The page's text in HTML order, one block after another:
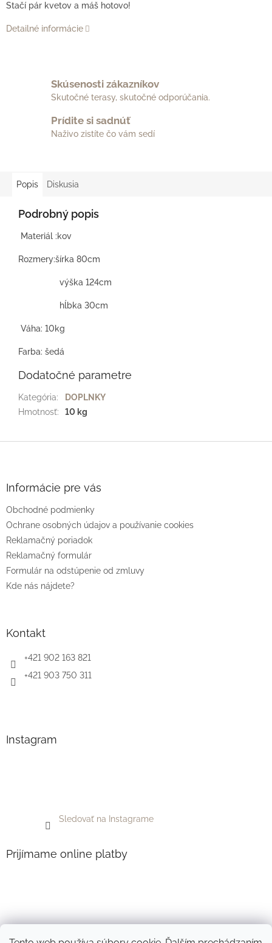
Stačí pár kvetov a máš hotovo!
Detailné informácie
Skúsenosti zákazníkov
Skutočné terasy, skutočné odporúčania.
Prídite si sadnúť
Naživo zistíte čo vám sedí
Popis Diskusia
Podrobný popis
Materiál :kov
Rozmery:šírka 80cm
výška 124cm
hĺbka 30cm
Váha: 10kg
Farba: šedá
Dodatočné parametre
Kategória:
DOPLNKY
Hmotnosť: 10 kg
e
Informácie pre vás
Obchodné podmienky
Ochrane osobných údajov a používanie cookies
Reklamačný poriadok
Reklamačný formulár
Formulár na odstúpenie od zmluvy
Kde nás nájdete?
Kontakt
+421 902 163 821
+421 903 750 311
Instagram
Sledovať na Instagrame
Prijímame online platby